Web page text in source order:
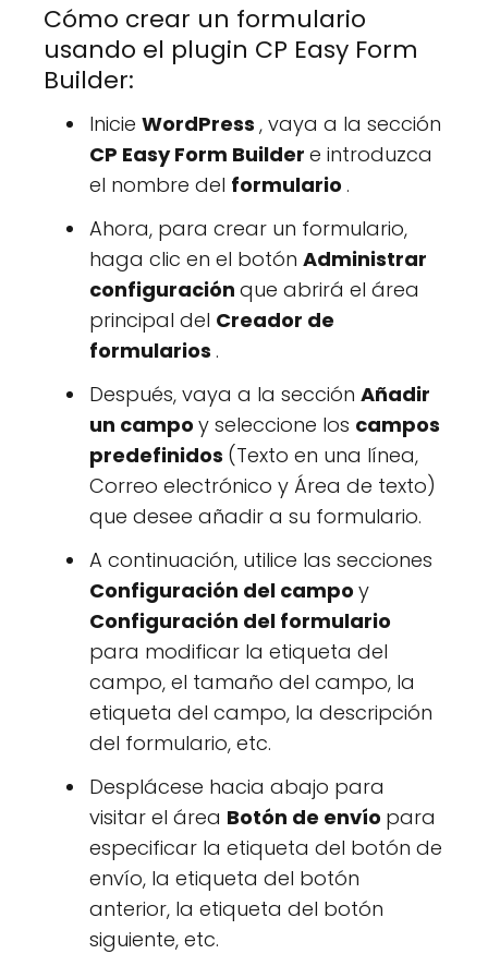
Cómo crear un formulario
usando el plugin CP Easy Form
Builder:
Inicie WordPress , vaya a la sección
CP Easy Form Builder e introduzca
el nombre del formulario .
Ahora, para crear un formulario,
haga clic en el botón Administrar
configuración que abrirá el área
principal del Creador de
formularios .
Después, vaya a la sección Añadir
un campo y seleccione los campos
predefinidos (Texto en una línea,
Correo electrónico y Área de texto)
que desee añadir a su formulario.
A continuación, utilice las secciones
Configuración del campo y
Configuración del formulario
para modificar la etiqueta del
campo, el tamaño del campo, la
etiqueta del campo, la descripción
del formulario, etc.
Desplácese hacia abajo para
visitar el área Botón de envío para
especificar la etiqueta del botón de
envío, la etiqueta del botón
anterior, la etiqueta del botón
siguiente, etc.